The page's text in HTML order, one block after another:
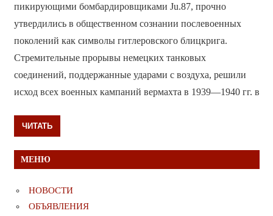
пикирующими бомбардировщиками Ju.87, прочно
утвердились в общественном сознании послевоенных
поколений как символы гитлеровского блицкрига.
Стремительные прорывы немецких танковых
соединений, поддержанные ударами с воздуха, решили
исход всех военных кампаний вермахта в 1939—1940 гг. в
ЧИТАТЬ
МЕНЮ
НОВОСТИ
ОБЪЯВЛЕНИЯ